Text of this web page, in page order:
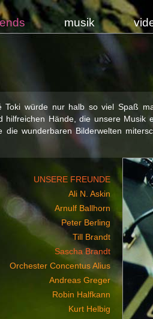
musik
Toki würde nur halb so viel Spaß
hilfreichen Hände, die unsere Musik
wunderbaren Bilderwelten
UNSERE FREUNDE
Ali N. Askin
Arnulf Ballhorn
Peter Berling
Till Brandt
Sascha Brandt
Orchester Concentus Alius
Andreas Greger
Robin Halfkann
Kurt Helbig